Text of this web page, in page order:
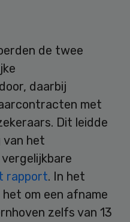
de twee
daarbij
met
Dit leidde
van het
rapport. In het
om een afname
zelfs van 13